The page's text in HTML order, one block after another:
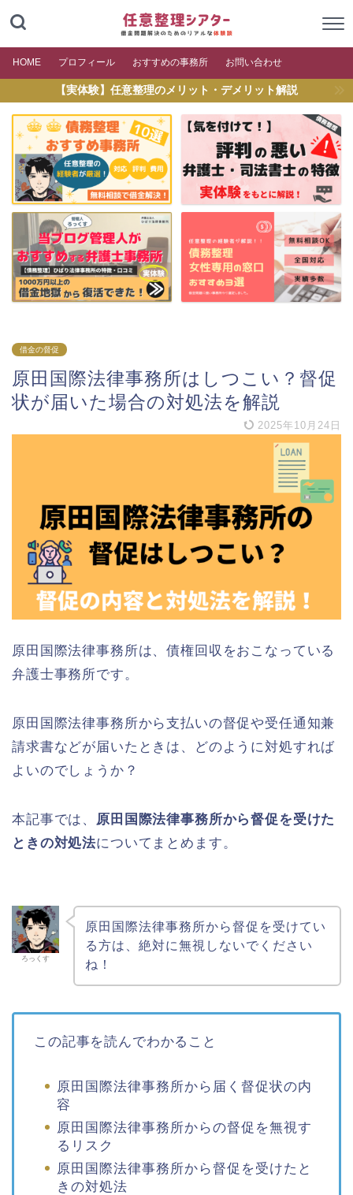
HOME プロフィール おすすめの事務所 お問い合わせ
【実体験】任意整理のメリット・デメリット解説
借金の督促
原田国際法律事務所はしつこい？督促
状が届いた場合の対処法を解説
2025年10月24日
原田国際法律事務所は、債権回収をおこなっている
弁護士事務所です。
原田国際法律事務所から支払いの督促や受任通知兼
請求書などが届いたときは、どのように対処すれば
よいのでしょうか？
本記事では、 原田国際法律事務所から督促を受けた
ときの対処法についてまとめます。
ろっくす
原田国際法律事務所から督促を受けてい
る方は、絶対に無視しないでください
ね！
この記事を読んでわかること
原田国際法律事務所から届く督促状の内
容
原田国際法律事務所からの督促を無視す
るリスク
原田国際法律事務所から督促を受けたと
きの対処法